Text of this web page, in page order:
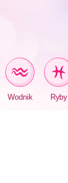
Wodnik Ryby